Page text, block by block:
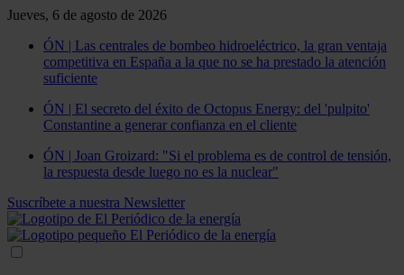
Jueves, 6 de agosto de 2026
ÓN | Las centrales de bombeo hidroeléctrico, la gran ventaja
competitiva en España a la que no se ha prestado la atención
suficiente
ÓN | El secreto del éxito de Octopus Energy: del 'pulpito'
Constantine a generar confianza en el cliente
ÓN | Joan Groizard: "Si el problema es de control de tensión,
la respuesta desde luego no es la nuclear"
Suscríbete a nuestra Newsletter